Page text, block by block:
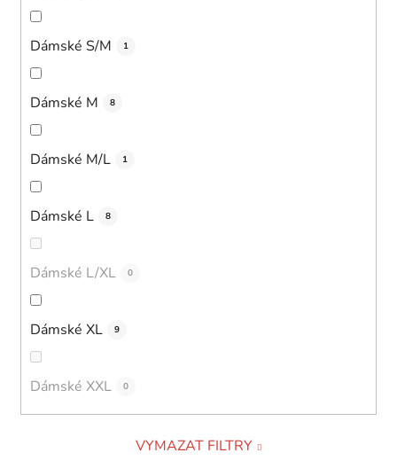
Dámské S/M 1
Dámské M 8
Dámské M/L 1
Dámské L 8
Dámské L/XL 0
Dámské XL 9
Dámské XXL 0
VYMAZAT FILTRY